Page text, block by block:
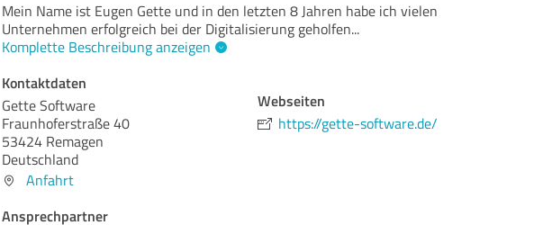
Mein Name ist Eugen Gette und in den letzten 8 Jahren habe ich vielen
Unternehmen erfolgreich bei der Digitalisierung geholfen...
Komplette Beschreibung anzeigen
Kontaktdaten
Gette Software
Fraunhoferstraße 40
53424 Remagen
Deutschland
Anfahrt
Ansprechpartner
Webseiten
https://gette-software.de/